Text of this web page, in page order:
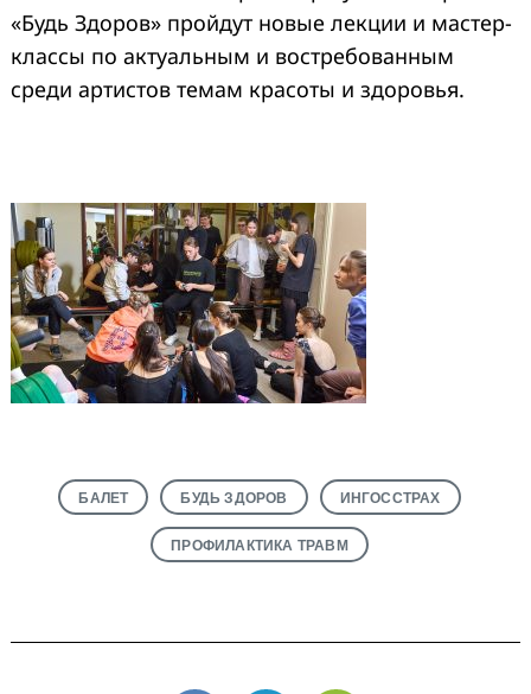
«Будь Здоров» пройдут новые лекции и мастер-
классы по актуальным и востребованным
среди артистов темам красоты и здоровья.
БАЛЕТ БУДЬ ЗДОРОВ ИНГОССТРАХ
ПРОФИЛАКТИКА ТРАВМ